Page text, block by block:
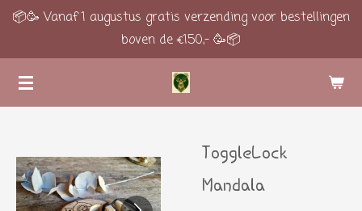
Ga
de
hoofdinhoud
📦🥳 Vanaf 1 augustus gratis verzending voor bestellingen
boven de €150,- 🥳📦
ToggleLock
Mandala